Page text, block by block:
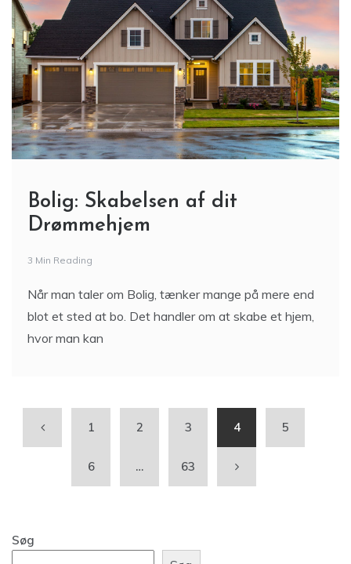
Drømmehjem
3 Min Reading
Når man taler om Bolig, tænker mange på mere end
6 … 63